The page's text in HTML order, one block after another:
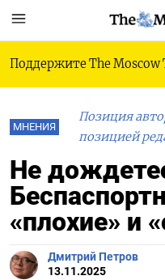
Поддержите The Moscow
МНЕНИЯ
Позиция
позицией
Не
«плохие» и
Дмитрий Петров
13.11.2025